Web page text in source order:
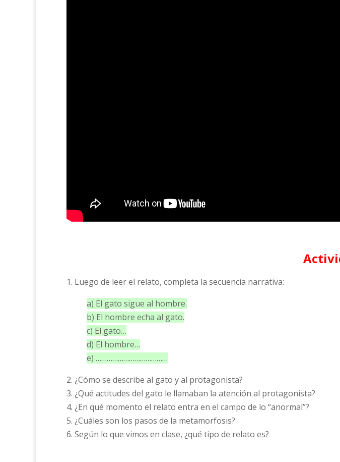
1. Luego de leer el relato, completa la secuencia narrativa:
a) El gato sigue al hombre.
b) El hombre echa al gato.
c) El gato…
d) El hombre…
e) …………………………………
2. ¿Cómo se describe al gato y al protagonista?
3. ¿Qué actitudes del gato le llamaban la atención al protagonista?
4. ¿En qué momento el relato entra en el campo de lo “anormal”?
5. ¿Cuáles son los pasos de la metamorfosis?
6. Según lo que vimos en clase, ¿qué tipo de relato es?